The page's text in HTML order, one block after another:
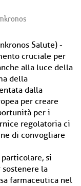
Salute) -
cruciale per
alla luce della
della
dalla
per creare
per i
regolatoria ci
di convogliare
si
la
farmaceutica nel